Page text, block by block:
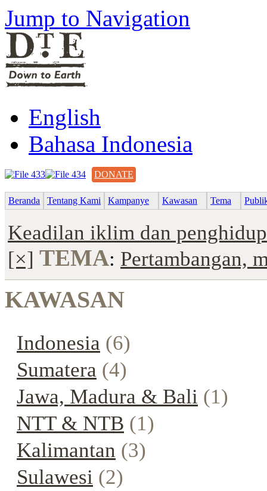
Jump to Navigation
English
Bahasa Indonesia
DONATE
Beranda Tentang Kami Kampanye Kawasan Tema
Keadilan iklim dan
[×] TEMA: Pertambangan,
KAWASAN
Indonesia (6)
Sumatera (4)
Jawa, Madura & Bali (1)
NTT & NTB (1)
Kalimantan (3)
Sulawesi (2)